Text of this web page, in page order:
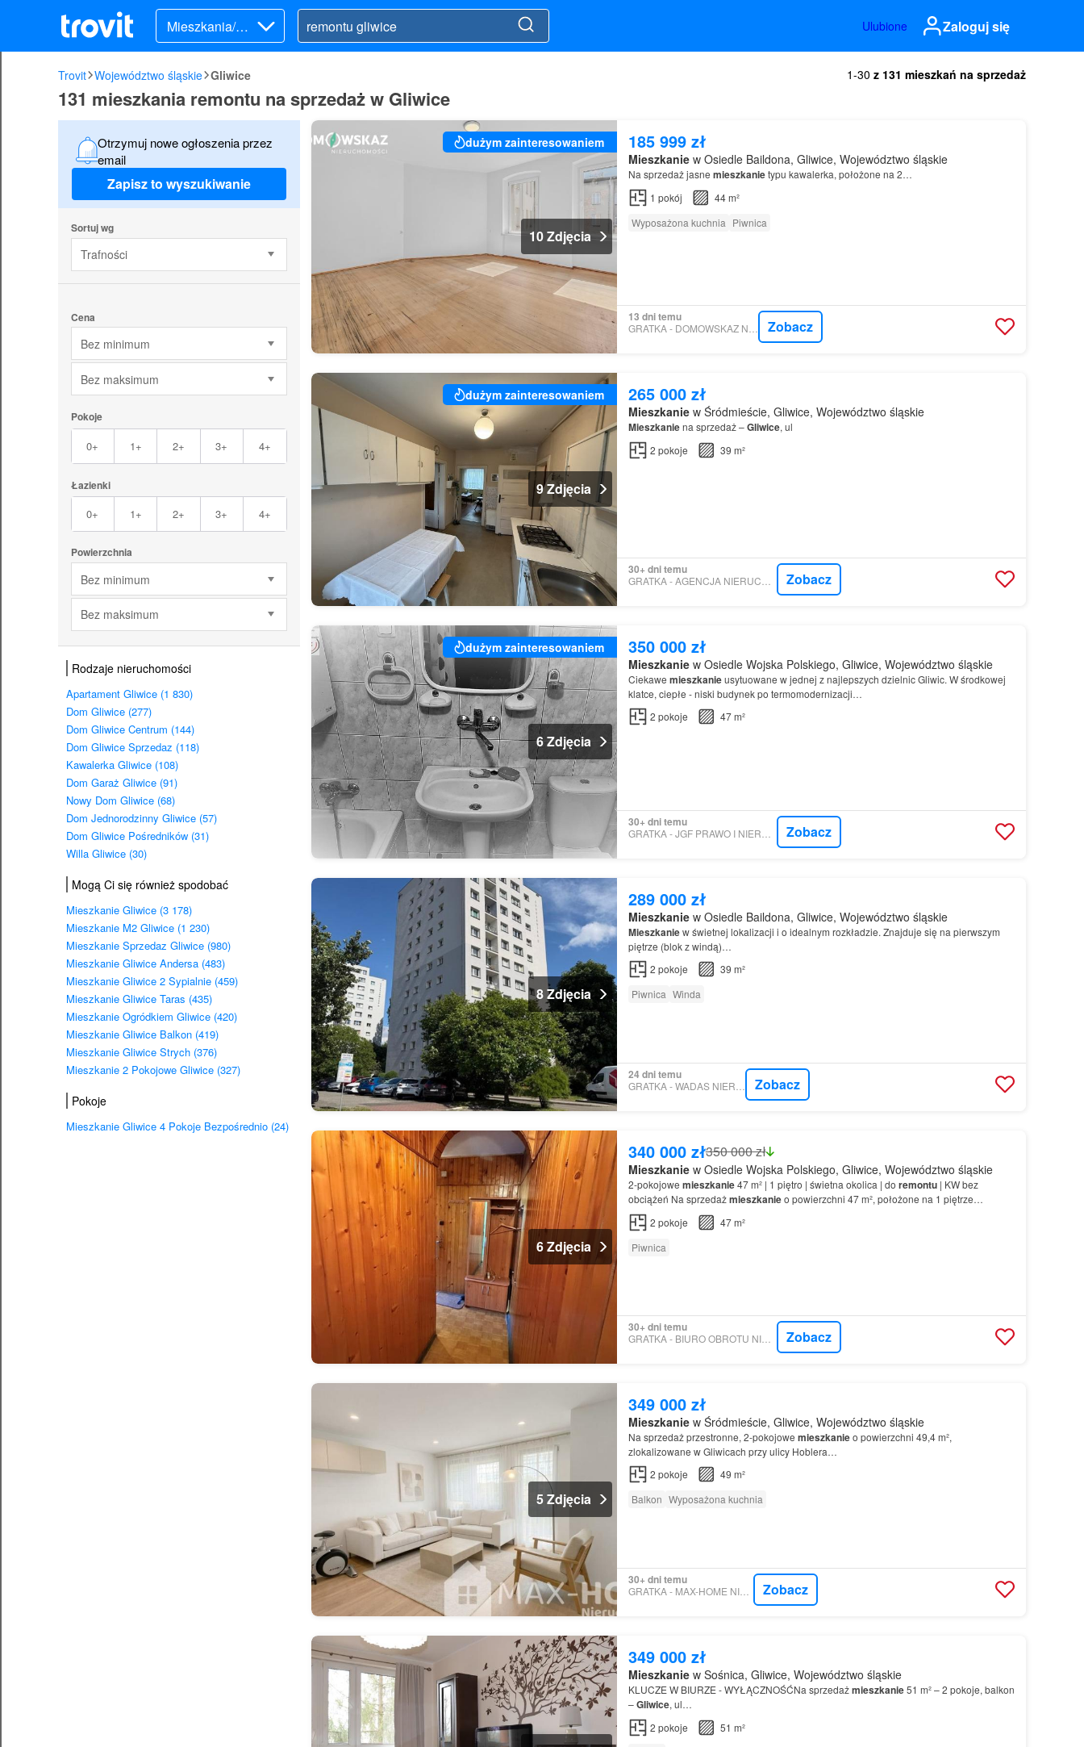
Mieszkania/Do
my (sprzedaż)
Ulubione Zaloguj się
Trovit Województwo śląskie Gliwice 1-30 z 131 mieszkań na sprzedaż
131 mieszkania remontu na sprzedaż w Gliwice
Otrzymuj nowe ogłoszenia przez
email
Zapisz to wyszukiwanie
Sortuj wg
Trafności
Cena
Bez minimum
Bez maksimum
Pokoje
0+ 1+ 2+ 3+ 4+
Łazienki
0+ 1+ 2+ 3+ 4+
Powierzchnia
Bez minimum
Bez maksimum
Rodzaje nieruchomości
Apartament Gliwice (1 830)
Dom Gliwice (277)
Dom Gliwice Centrum (144)
Dom Gliwice Sprzedaz (118)
Kawalerka Gliwice (108)
Dom Garaż Gliwice (91)
Nowy Dom Gliwice (68)
Dom Jednorodzinny Gliwice (57)
Dom Gliwice Pośredników (31)
Willa Gliwice (30)
Mogą Ci się również spodobać
Mieszkanie Gliwice (3 178)
Mieszkanie M2 Gliwice (1 230)
Mieszkanie Sprzedaz Gliwice (980)
Mieszkanie Gliwice Andersa (483)
Mieszkanie Gliwice 2 Sypialnie (459)
Mieszkanie Gliwice Taras (435)
Mieszkanie Ogródkiem Gliwice (420)
Mieszkanie Gliwice Balkon (419)
Mieszkanie Gliwice Strych (376)
Mieszkanie 2 Pokojowe Gliwice (327)
Pokoje
Mieszkanie Gliwice 4 Pokoje Bezpośrednio (24)
dużym zainteresowaniem
10 Zdjęcia
185 999 zł
Mieszkaniew Osiedle Baildona, Gliwice, Województwo śląskie
Na sprzedaż jasne mieszkanietypu kawalerka, położone na 2…
1 pokój
44 m²
Wyposażona kuchnia Piwnica
13 dni temu
GRATKA - DOMOWSKAZ NIERUCHOMOŚCI Zobacz
dużym zainteresowaniem
9 Zdjęcia
265 000 zł
Mieszkaniew Śródmieście, Gliwice, Województwo śląskie
Mieszkaniena sprzedaż –Gliwice, ul
2 pokoje 39 m²
30+ dni temu
GRATKA - AGENCJA NIERUCHOMOŚCI DIRECT HOME Zobacz
dużym zainteresowaniem
6 Zdjęcia
350 000 zł
Mieszkaniew Osiedle Wojska Polskiego, Gliwice, Województwo śląskie
Ciekawe mieszkanieusytuowane w jednej z najlepszych dzielnic Gliwic. W środkowej
klatce, ciepłe - niski budynek po termomodernizacji…
2 pokoje 47 m²
30+ dni temu
GRATKA - JGF PRAWO I NIERUCHOMOŚCI JOLANTA GUC-FILIPKOWSKA Zobacz
8 Zdjęcia
289 000 zł
Mieszkaniew Osiedle Baildona, Gliwice, Województwo śląskie
Mieszkaniew świetnej lokalizacji i o idealnym rozkładzie. Znajduje się na pierwszym
piętrze (blok z windą)…
2 pokoje
39 m²
Piwnica Winda
24 dni temu
GRATKA - WADAS NIERUCHOMOŚCI Zobacz
6 Zdjęcia
340 000 zł350 000 zł
Mieszkaniew Osiedle Wojska Polskiego, Gliwice, Województwo śląskie
2-pokojowe mieszkanie47 m² | 1 piętro | świetna okolica | do remontu| KW bez
obciążeń Na sprzedażmieszkanieo powierzchni 47 m², położone na 1 piętrze
Mieszkanie dostępne od zaraz…
2 pokoje
47 m²
Piwnica
30+ dni temu
GRATKA - BIURO OBROTU NIERUCHOMOŚCIAMI ,, EURODOMANNA,, SP. O O Zobacz
5 Zdjęcia
349 000 zł
Mieszkaniew Śródmieście, Gliwice, Województwo śląskie
Na sprzedaż przestronne, 2-pokojowe mieszkanieo powierzchni 49,4 m²,
zlokalizowane w Gliwicach przy ulicy Hoblera…
2 pokoje
49 m²
Balkon Wyposażona kuchnia
30+ dni temu
GRATKA - MAX-HOME NIERUCHOMOŚCI Zobacz
349 000 zł
Mieszkaniew Sośnica, Gliwice, Województwo śląskie
KLUCZE W BIURZE - WYŁĄCZNOŚĆNa sprzedażmieszkanie51 m² – 2 pokoje, balkon
–Gliwice, ul…
2 pokoje
51 m²